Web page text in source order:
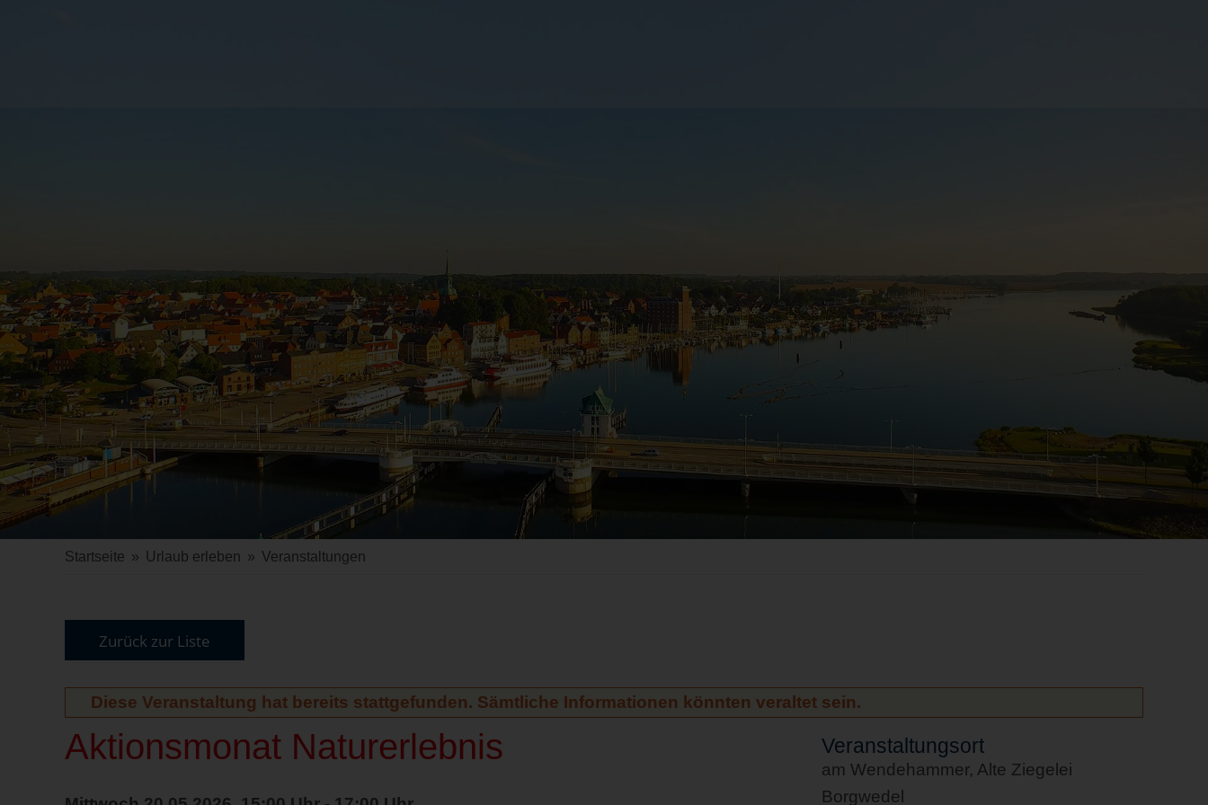
Startseite » Urlaub erleben » Veranstaltungen
Zurück zur Liste
Diese Veranstaltung hat bereits stattgefunden. Sämtliche Informationen könnten veraltet sein.
Aktionsmonat Naturerlebnis Veranstaltungsort
am Wendehammer, Alte Ziegelei
Borgwedel